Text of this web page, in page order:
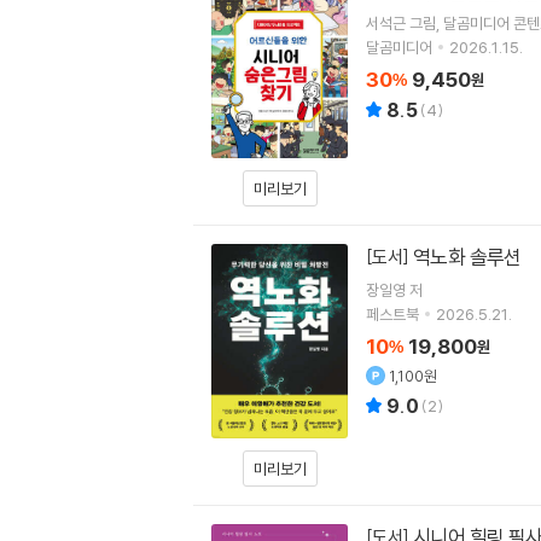
미리보기
서석근그림 달곰미디어 콘
달곰미디어
2026.1.15.
30% 9,450원
8.5(4)
미리보기
[도서] 역노화 솔루션
장일영 저
페스트북
2026.5.21.
10% 19,800원
1,100원
9.0 (2)